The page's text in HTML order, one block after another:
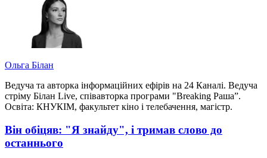
Ольга Білан
Ведуча та авторка інформаційних ефірів на 24 Каналі. Ведуча
стріму Білан Live, співавторка програми "Breaking Раша”.
Освіта: КНУКІМ, факультет кіно і телебачення, магістр.
Він обіцяв: "Я знайду", і тримав слово до
останнього